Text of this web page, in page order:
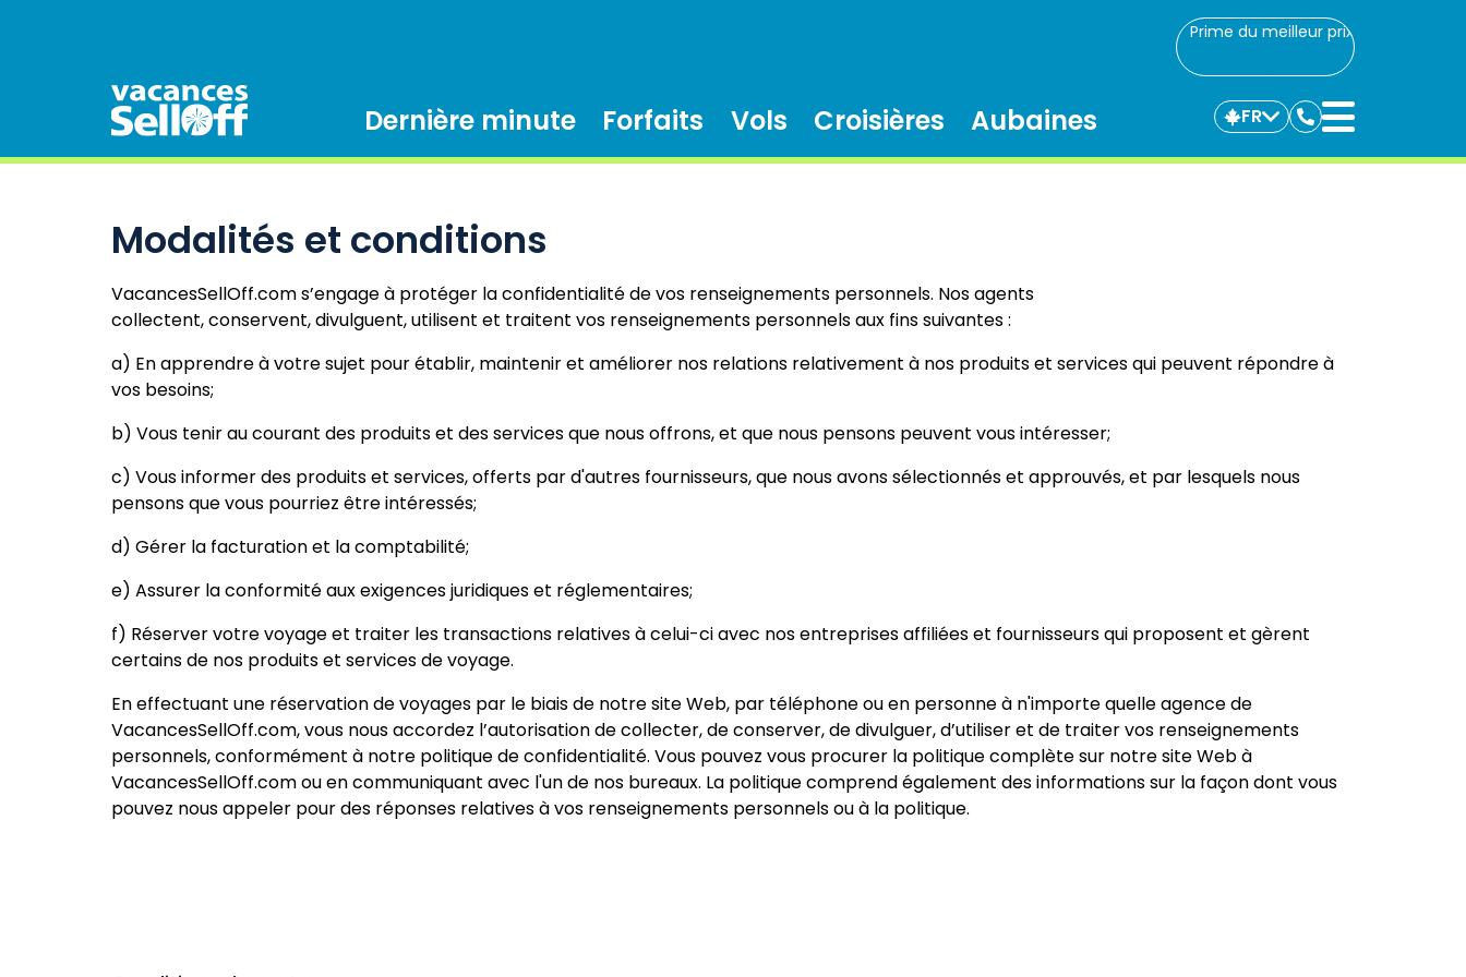
Prime du meilleur prix
Dernière minute Forfaits Vols Croisières Aubaines FR
Communiquez
avec
Modalités et conditions
VacancesSellOff.com s’engage à protéger la confidentialité de vos renseignements personnels. Nos agents
collectent, conservent, divulguent, utilisent et traitent vos renseignements personnels aux fins suivantes :
a) En apprendre à votre sujet pour établir, maintenir et améliorer nos relations relativement à nos produits et services qui peuvent répondre à
vos besoins;
b) Vous tenir au courant des produits et des services que nous offrons, et que nous pensons peuvent vous intéresser;
c) Vous informer des produits et services, offerts par d'autres fournisseurs, que nous avons sélectionnés et approuvés, et par lesquels nous
pensons que vous pourriez être intéressés;
d) Gérer la facturation et la comptabilité;
e) Assurer la conformité aux exigences juridiques et réglementaires;
f) Réserver votre voyage et traiter les transactions relatives à celui-ci avec nos entreprises affiliées et fournisseurs qui proposent et gèrent
certains de nos produits et services de voyage.
En effectuant une réservation de voyages par le biais de notre site Web, par téléphone ou en personne à n'importe quelle agence de
VacancesSellOff.com, vous nous accordez l’autorisation de collecter, de conserver, de divulguer, d’utiliser et de traiter vos renseignements
personnels, conformément à notre politique de confidentialité. Vous pouvez vous procurer la politique complète sur notre site Web à
VacancesSellOff.com ou en communiquant avec l'un de nos bureaux. La politique comprend également des informations sur la façon dont vous
pouvez nous appeler pour des réponses relatives à vos renseignements personnels ou à la politique.